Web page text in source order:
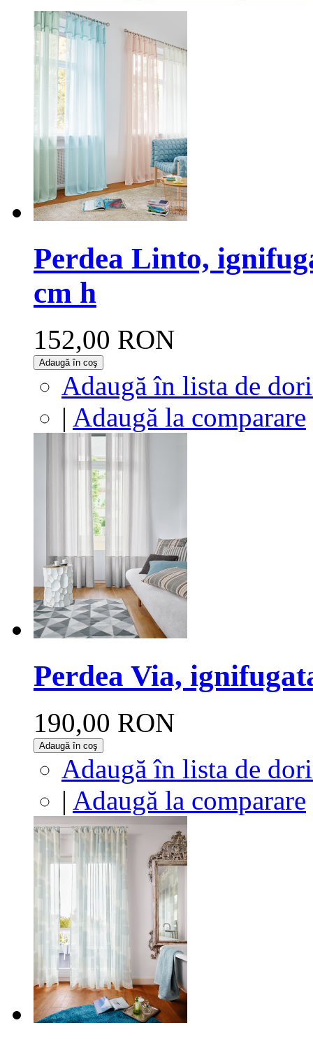
Perdea Linto,
cm h
152,00 RON
Adaugă în coş
Adaugă în lista de
| Adaugă la comparare
Perdea Via,
190,00 RON
Adaugă în coş
Adaugă în lista de
| Adaugă la comparare